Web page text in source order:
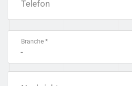
Telefon
Branche *
-